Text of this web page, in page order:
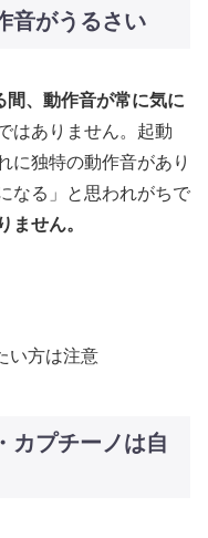
音がうるさい
間、動作音が常に気に
はありません。起動
に独特の動作音があり
なる」と思われがちで
ません。
い方は注意
カプチーノは自